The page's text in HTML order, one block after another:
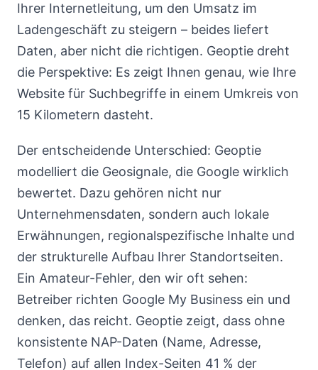
Ihrer Internetleitung, um den Umsatz im
Ladengeschäft zu steigern – beides liefert
Daten, aber nicht die richtigen. Geoptie dreht
die Perspektive: Es zeigt Ihnen genau, wie Ihre
Website für Suchbegriffe in einem Umkreis von
15 Kilometern dasteht.
Der entscheidende Unterschied: Geoptie
modelliert die Geosignale, die Google wirklich
bewertet. Dazu gehören nicht nur
Unternehmensdaten, sondern auch lokale
Erwähnungen, regionalspezifische Inhalte und
der strukturelle Aufbau Ihrer Standortseiten.
Ein Amateur-Fehler, den wir oft sehen:
Betreiber richten Google My Business ein und
denken, das reicht. Geoptie zeigt, dass ohne
konsistente NAP-Daten (Name, Adresse,
Telefon) auf allen Index-Seiten 41 % der